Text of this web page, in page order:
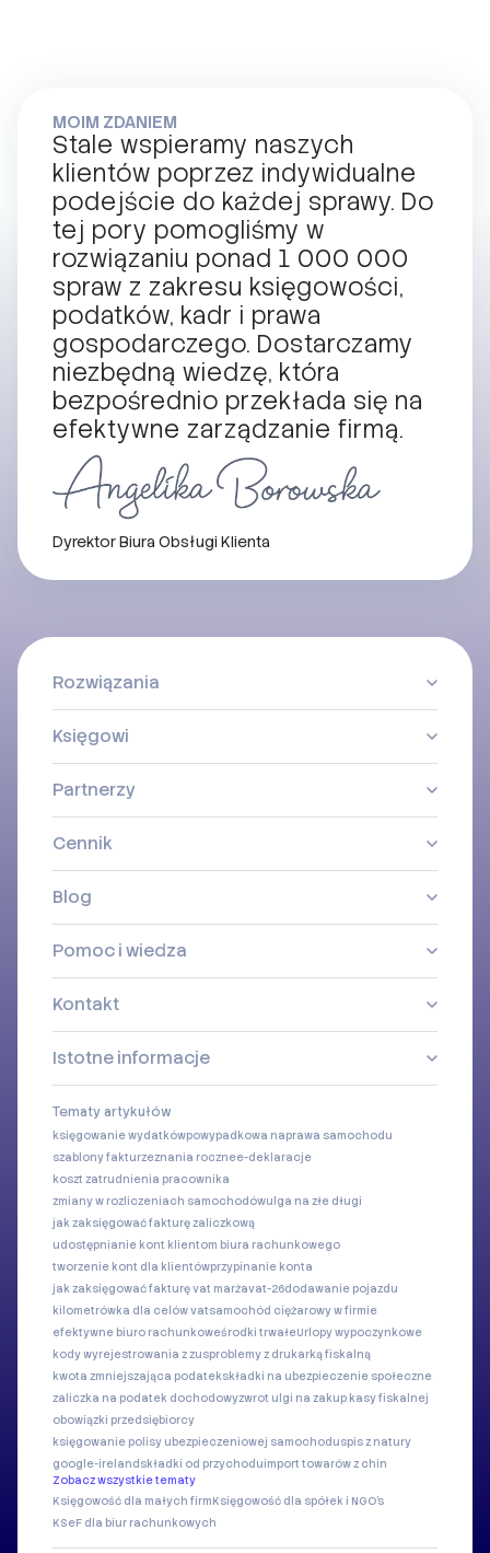
MOIM ZDANIEM
Stale wspieramy naszych
klientów poprzez indywidualne
podejście do każdej sprawy. Do
tej pory pomogliśmy w
rozwiązaniu ponad 1 000 000
spraw z zakresu księgowości,
podatków, kadr i prawa
gospodarczego. Dostarczamy
niezbędną wiedzę, która
bezpośrednio przekłada się na
efektywne zarządzanie firmą.
Dyrektor Biura Obsługi Klienta
Rozwiązania
Księgowi
Partnerzy
Cennik
Blog
Pomoc i wiedza
Kontakt
Istotne informacje
Tematy artykułów
księgowanie wydatkówpowypadkowa naprawa samochodu
szablony fakturzeznania rocznee-deklaracje
koszt zatrudnienia pracownika
zmiany w rozliczeniach samochodówulga na złe długi
jak zaksięgować fakturę zaliczkową
udostępnianie kont klientom biura rachunkowego
tworzenie kont dla klientówprzypinanie konta
jak zaksięgować fakturę vat marżavat-26dodawanie pojazdu
kilometrówka dla celów vatsamochód ciężarowy w firmie
efektywne biuro rachunkoweśrodki trwałeUrlopy wypoczynkowe
kody wyrejestrowania z zusproblemy z drukarką fiskalną
kwota zmniejszająca podatekskładki na ubezpieczenie społeczne
zaliczka na podatek dochodowyzwrot ulgi na zakup kasy fiskalnej
obowiązki przedsiębiorcy
księgowanie polisy ubezpieczeniowej samochoduspis z natury
google-ireland składki od przychoduimport towarów z chin
Zobacz wszystkie tematy
Księgowość dla małych firmKsięgowość dla spółek i NGO's
KSeF dla biur rachunkowych